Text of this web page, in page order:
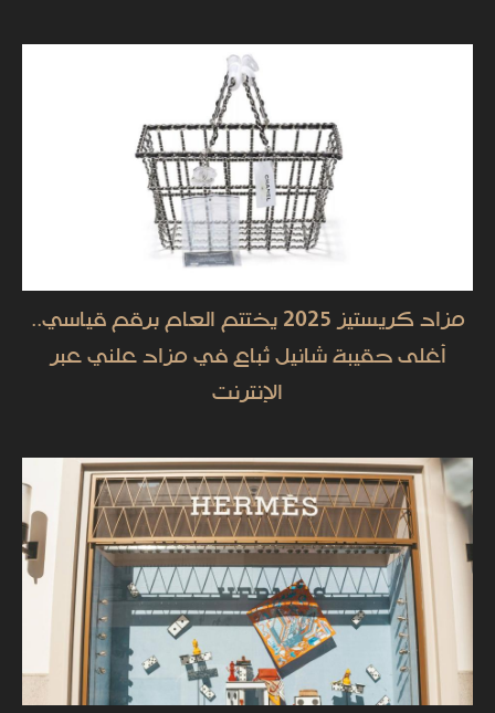
مزاد كريستيز 2025 يختتم العام برقم قياسي..
أغلى حقيبة شانيل تُباع في مزاد علني عبر
الإنترنت